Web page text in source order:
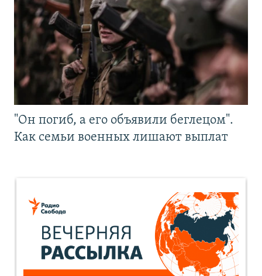
"Он погиб, а его объявили беглецом".
Как семьи военных лишают выплат